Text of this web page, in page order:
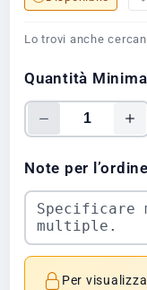
Lo trovi anche
Quantità
Note per
Per